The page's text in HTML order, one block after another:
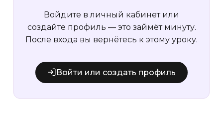
Войдите в личный кабинет или
создайте профиль — это займёт минуту.
После входа вы вернётесь к этому уроку.
Войти или создать профиль